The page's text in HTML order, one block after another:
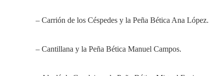
– Carrión de los Céspedes y la Peña Bética Ana López.
– Cantillana y la Peña Bética Manuel Campos.